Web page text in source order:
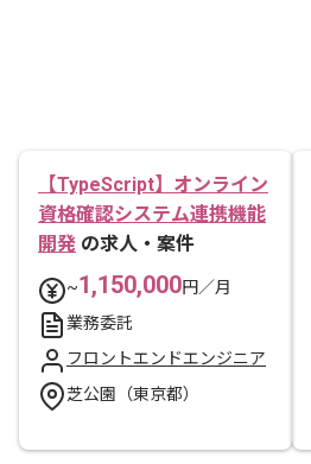
【TypeScript】オンライン
資格確認システム連携機能
開発 の求人・案件
~1,150,000円／月
業務委託
フロントエンドエンジニア
芝公園（東京都）